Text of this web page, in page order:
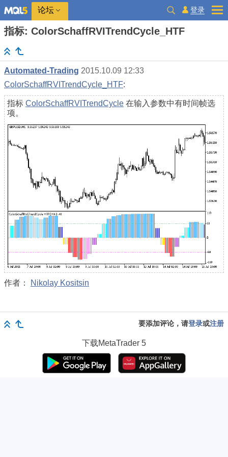
论坛 登录
指标: ColorSchaffRVITrendCycle_HTF
Automated-Trading 2015.10.09 12:33
ColorSchaffRVITrendCycle_HTF:
指标 ColorSchaffRVITrendCycle 在输入参数中有时间帧选
项。
作者： Nikolay Kositsin
要添加评论，请登录或注册
下载MetaTrader 5